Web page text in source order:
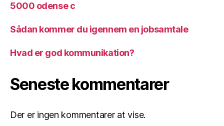
5000 odense c
Sådan kommer du igennem en jobsamtale
Hvad er god kommunikation?
Seneste kommentarer
Der er ingen kommentarer at vise.